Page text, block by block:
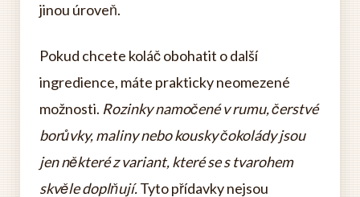
jinou úroveň.
Pokud chcete koláč obohatit o další
ingredience, máte prakticky neomezené
možnosti. Rozinky namočené v rumu, čerstvé
borůvky, maliny nebo kousky čokolády jsou
jen některé z variant, které se s tvarohem
skvěle doplňují.Tyto přídavky nejsou